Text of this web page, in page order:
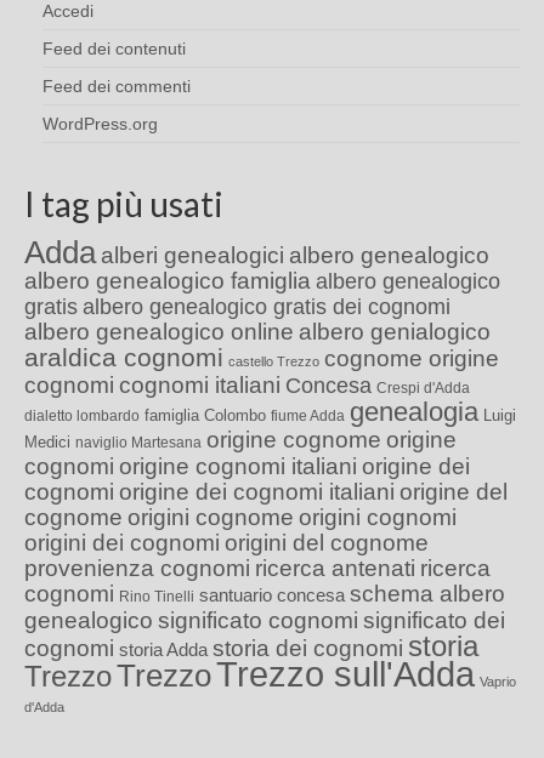
Accedi
Feed dei contenuti
Feed dei commenti
WordPress.org
I tag più usati
Adda alberi genealogici albero genealogico
albero genealogico famiglia albero genealogico
gratis albero genealogico gratis dei cognomi
albero genealogico online albero genialogico
araldica cognomi castello Trezzo cognome origine
cognomi cognomi italiani Concesa Crespi d'Adda
dialetto lombardo famiglia Colombo fiume Adda genealogia Luigi
Medici naviglio Martesana origine cognome origine
cognomi origine cognomi italiani origine dei
cognomi origine dei cognomi italiani origine del
cognome origini cognome origini cognomi
origini dei cognomi origini del cognome
provenienza cognomi ricerca antenati ricerca
cognomi Rino Tinelli santuario concesa schema albero
genealogico significato cognomi significato dei
cognomi storia Adda storia dei cognomi storia
TrezzoTrezzoTrezzo sull'Adda Vaprio
d'Adda